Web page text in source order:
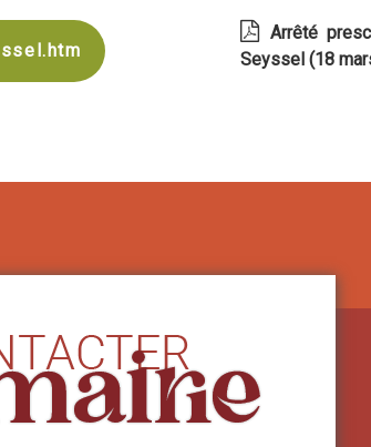
Arrêté
Seyssel (18